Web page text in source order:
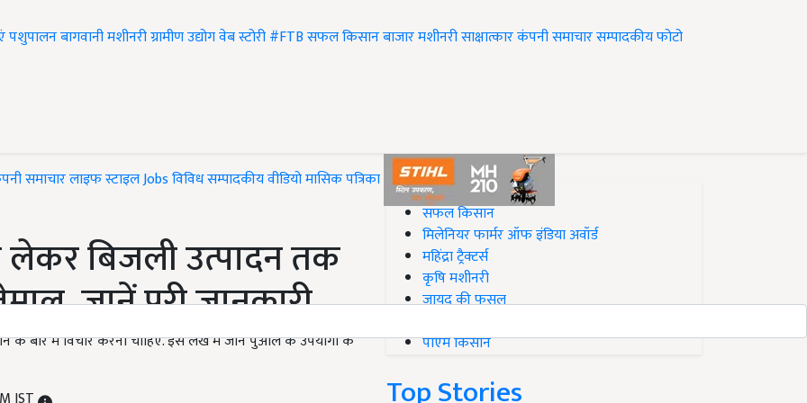
पशुपालनबागवानीमशीनरीग्रामीण उद्योगवेब स्टोरी#FTBसफल किसानबाजारमशीनरीसाक्षात्कारकंपनी समाचारसम्पादकीयफोटो
समाचारलाइफ स्टाइलJobsविविधसम्पादकीयवीडियोमासिक पत्रिका
बिजली उत्पादन तक
जानें पूरी जानकारी
के बारे में विचार करना चाहिए. इस लेख में जानें पुआल के उपयोगों के
#Top on Krishi Jagran
सफल किसान
मिलेनियर फार्मर ऑफ इंडिया अवॉर्ड
महिंद्रा ट्रैक्टर्स
कृषि मशीनरी
जायद की फसल
पीएम किसान
Top Stories